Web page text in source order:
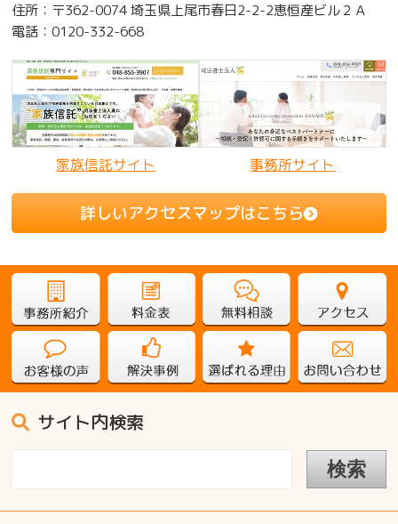
住所： 〒362-0074 埼玉県上尾市春日2-2-2恵恒産ビル２Ａ
電話：0120-332-668
家族信託サイト 事務所サイト
詳しいアクセスマップはこちら
サイト内検索